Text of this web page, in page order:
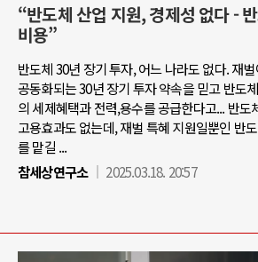
“반도체 산업 지원, 경제성 없다 -
비용”
반도체 30년 장기 투자, 어느 나라도 없다. 재
공동화되는 30년 장기 투자 약속을 믿고 반도
의 세제혜택과 전력,용수를 공급한다고... 반도
고용효과도 없는데, 재벌 특혜 지원일뿐인 반
를 맡길 ...
참세상연구소
2025.03.18. 20:57